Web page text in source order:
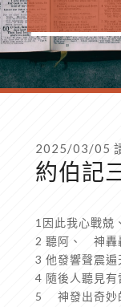
2025/03/05
約伯記
1因此我心戰兢
2 聽阿、 神轟
3 他發響聲震遍
4 隨後人聽見
5 神發出奇妙